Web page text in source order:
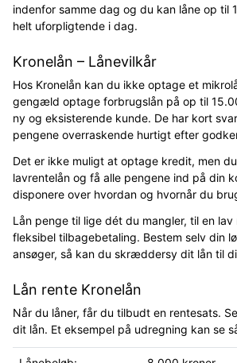
indenfor samme dag og du kan låne op til
helt uforpligtende i dag.
Kronelån – Lånevilkår
Hos Kronelån kan du ikke optage et
gengæld optage forbrugslån på op til
ny og eksisterende kunde. De har kort
pengene overraskende hurtigt efter
Det er ikke muligt at optage kredit, men
lavrentelån og få alle pengene ind på din
disponere over hvordan og hvornår du
Lån penge til lige dét du mangler, til en lav
fleksibel tilbagebetaling. Bestem selv din
ansøger, så kan du skræddersy dit lån til
Lån rente Kronelån
Når du låner, får du tilbudt en rentesats.
dit lån. Et eksempel på udregning kan se